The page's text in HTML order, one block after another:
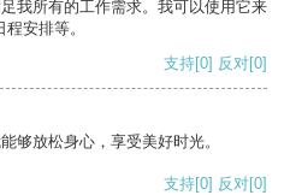
我所有的工作需求。我可以使用它来
安排等。
支持[0] 反对[0]
够放松身心，享受美好时光。
支持[0] 反对[0]